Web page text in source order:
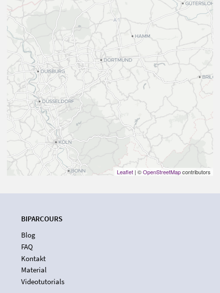
Leaflet | ©OpenStreetMapcontributors
BIPARCOURS
Blog
FAQ
Kontakt
Material
Videotutorials